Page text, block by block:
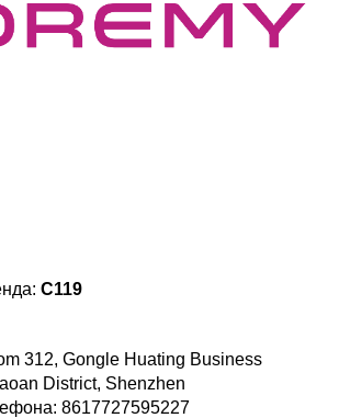
C119
312, Gongle Huating Business
District, Shenzhen
8617727595227